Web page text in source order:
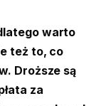
warto
też to, co
Droższe są
za